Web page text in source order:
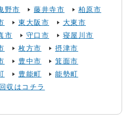
野市 藤井寺市
柏原市
東大阪市
大東市
市 守口市
寝屋川市
枚方市
摂津市
豊中市
箕面市
豊能町
能勢町
収はコチラ